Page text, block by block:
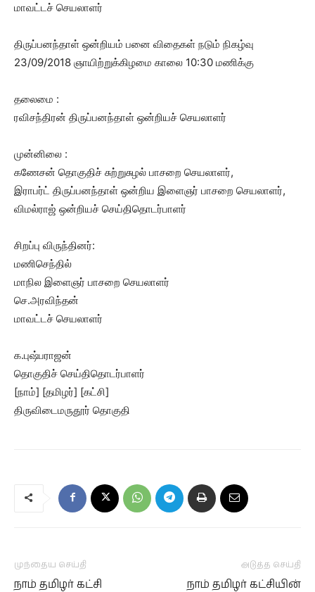
மாவட்டச் செயலாளர்
திருப்பனந்தாள் ஒன்றியம் பனை விதைகள் நடும் நிகழ்வு
23/09/2018 ஞாயிற்றுக்கிழமை காலை 10:30 மணிக்கு
தலைமை :
ரவிசந்திரன் திருப்பனந்தாள் ஒன்றியச் செயலாளர்
முன்னிலை :
கணேசன் தொகுதிச் சுற்றுசுழல் பாசறை செயலாளர்,
இராபர்ட் திருப்பனந்தாள் ஒன்றிய இளைஞர் பாசறை செயலாளர்,
விமல்ராஜ் ஒன்றியச் செய்திதொடர்பாளர்
சிறப்பு விருந்தினர்:
மணிசெந்தில்
மாநில இளைஞர் பாசறை செயலாளர்
செ.அரவிந்தன்
மாவட்டச் செயலாளர்
க.புஷ்பராஜன்
தொகுதிச் செய்திதொடர்பாளர்
[நாம்] [தமிழர்] [கட்சி]
திருவிடைமருதூர் தொகுதி
முந்தைய செய்தி
நாம் தமிழர் கட்சி
அடுத்த செய்தி
நாம் தமிழர் கட்சியின்